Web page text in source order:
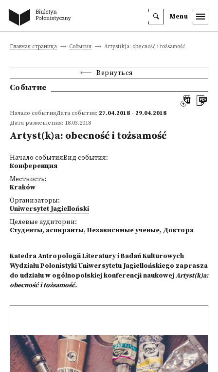
Menu
Главная страница События Artyst(k)a: obecność i tożsamość
Вернуться
Событие
Начало событияДата события: 27.04.2018 - 29.04.2018
Дата размещения: 18.03.2018
Artyst(k)a: obecność i tożsamość
Начало событияВид события:
Конференция
Местность:
Kraków
Организаторы:
Uniwersytet Jagielloński
Целевые аудитории:
Студенты, аспиранты, Независимые ученые, Доктора
Katedra Antropologii Literatury i Badań Kulturowych
Wydziału Polonistyki Uniwersytetu Jagiellońskiego zaprasza
do udziału w ogólnopolskiej konferencji naukowejArtyst(k)a:
obecność i tożsamość.